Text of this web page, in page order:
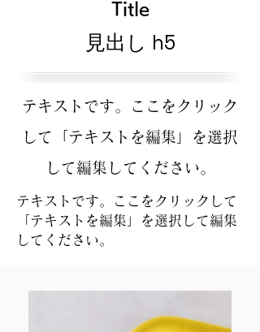
Title
見出し h5
テキストです。ここをクリック
して「テキストを編集」を選択
して編集してください。
テキストです。ここをクリックして
「テキストを編集」を選択して編集
してください。